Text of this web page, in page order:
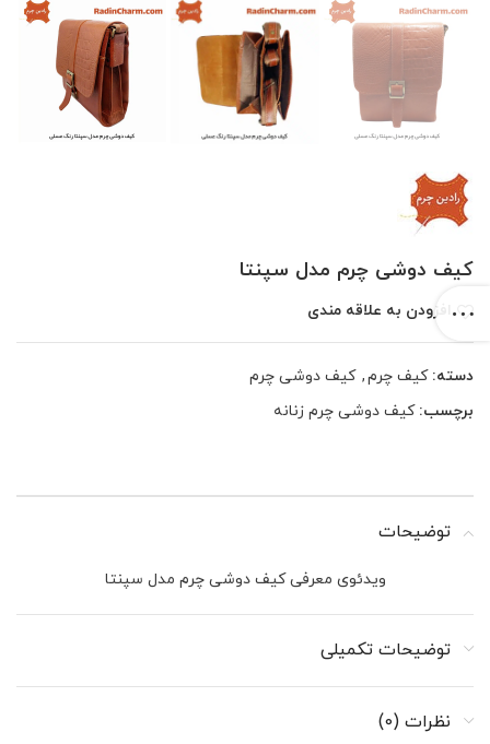
کیف دوشی چرم مدل سپنتا
افزودن به علاقه مندی
دسته: کیف چرم, کیف دوشی چرم
برچسب: کیف دوشی چرم زنانه
توضیحات
ویدئوی معرفی کیف دوشی چرم مدل سپنتا
توضیحات تکمیلی
نظرات (0)